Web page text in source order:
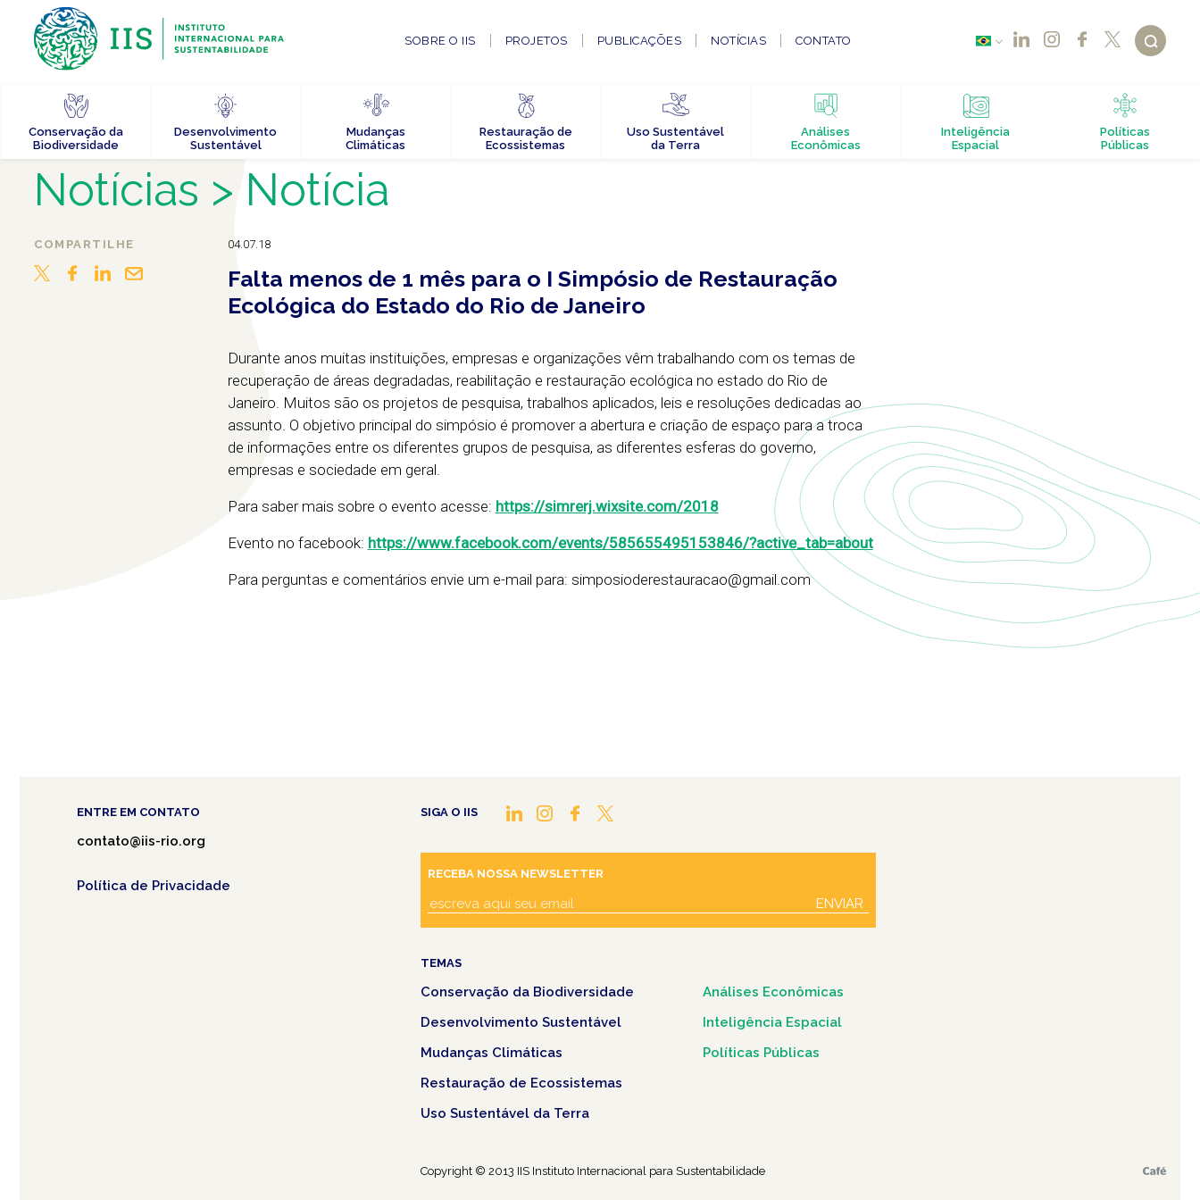
SOBRE O IIS PROJETOS PUBLICAÇÕES NOTÍCIAS CONTATO
Conservação da
Biodiversidade
Desenvolvimento
Sustentável
Mudanças
Climáticas
Restauração de
Ecossistemas
Uso Sustentável
da Terra
Análises
Econômicas
Inteligência
Espacial
Políticas
Públicas
Notícias > Notícia
COMPARTILHE 04.07.18
Falta menos de 1 mês para o I Simpósio de Restauração
Ecológica do Estado do Rio de Janeiro
Durante anos muitas instituições, empresas e organizações vêm trabalhando com os temas de
recuperação de áreas degradadas, reabilitação e restauração ecológica no estado do Rio de
Janeiro. Muitos são os projetos de pesquisa, trabalhos aplicados, leis e resoluções dedicadas ao
assunto. O objetivo principal do simpósio é promover a abertura e criação de espaço para a troca
de informações entre os diferentes grupos de pesquisa, as diferentes esferas do governo,
empresas e sociedade em geral.
Para saber mais sobre o evento acesse: https://simrerj.wixsite.com/2018
Evento no facebook: https://www.facebook.com/events/585655495153846/?active_tab=about
Para perguntas e comentários envie um e-mail para: simposioderestauracao@gmail.com
ENTRE EM CONTATO
contato@iis-rio.org
Política de Privacidade
SIGA O IIS
RECEBA NOSSA NEWSLETTER
ENVIAR
TEMAS
Conservação da Biodiversidade
Desenvolvimento Sustentável
Mudanças Climáticas
Restauração de Ecossistemas
Uso Sustentável da Terra
Análises Econômicas
Inteligência Espacial
Políticas Públicas
Copyright © 2013 IIS Instituto Internacional para Sustentabilidade